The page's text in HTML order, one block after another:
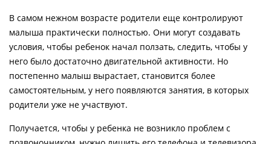
В самом нежном возрасте родители еще контролируют
малыша практически полностью. Они могут создавать
условия, чтобы ребенок начал ползать, следить, чтобы у
него было достаточно двигательной активности. Но
постепенно малыш вырастает, становится более
самостоятельным, у него появляются занятия, в которых
родители уже не участвуют.
Получается, чтобы у ребенка не возникло проблем с